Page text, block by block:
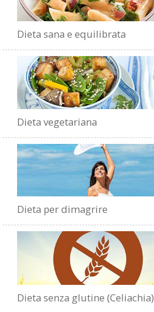
Dieta sana e equilibrata
Dieta vegetariana
Dieta per dimagrire
Dieta senza glutine (Celiachia)